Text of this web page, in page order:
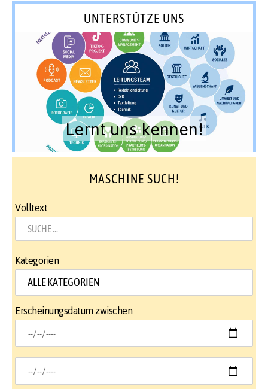
UNTERSTÜTZE UNS
Lernt uns kennen!
MASCHINE SUCH!
Volltext
Kategorien
Erscheinungsdatum zwischen